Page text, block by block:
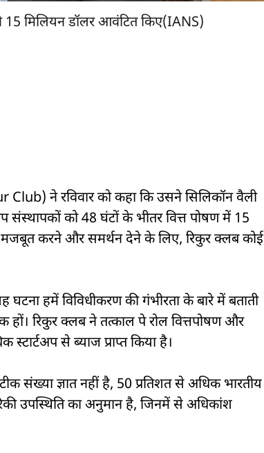
15 मिलियन डॉलर आवंटित किए(IANS)
Club) ने रविवार को कहा कि उसने सिलिकॉन वैली
संस्थापकों को 48 घंटों के भीतर वित्त पोषण में 15
करने और समर्थन देने के लिए, रिकुर क्लब कोई
हमें विविधीकरण की गंभीरता के बारे में बताती
हों। रिकुर क्लब ने तत्काल पे रोल वित्तपोषण और
से ब्याज प्राप्त किया है।
संख्या ज्ञात नहीं है, 50 प्रतिशत से अधिक भारतीय
उपस्थिति का अनुमान है, जिनमें से अधिकांश